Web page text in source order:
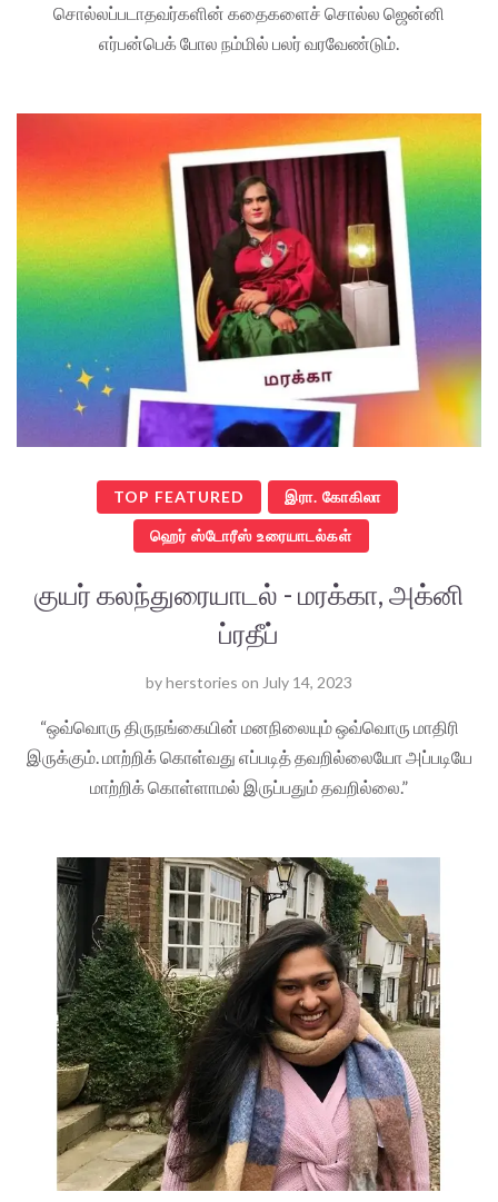
சொல்லப்படாதவர்களின் கதைகளைச் சொல்ல ஜென்னி
எர்பன்பெக் போல நம்மில் பலர் வரவேண்டும்.
TOP FEATURED இரா. கோகிலா
ஹெர் ஸ்டோரீஸ் உரையாடல்கள்
குயர் கலந்துரையாடல் - மரக்கா, அக்னி
ப்ரதீப்
byherstories on July 14, 2023
“ஒவ்வொரு திருநங்கையின் மனநிலையும் ஒவ்வொரு மாதிரி
இருக்கும். மாற்றிக் கொள்வது எப்படித் தவறில்லையோ அப்படியே
மாற்றிக் கொள்ளாமல் இருப்பதும் தவறில்லை.”